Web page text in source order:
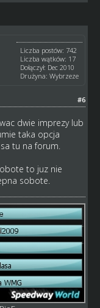
Liczba postów: 742
Liczba wątków: 17
Dołączył: Dec 2010
Drużyna: Wybrzeze
#6
dwie imprezy lub
taka opcja
tu na forum.
to juz nie
sobote.